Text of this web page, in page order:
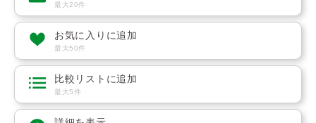
最大20件
お気に入りに追加
最大50件
比較リストに追加
最大5件